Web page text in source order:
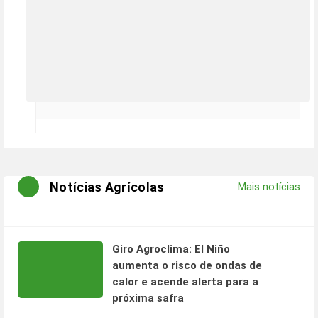
Notícias Agrícolas Mais notícias
Giro Agroclima: El Niño
aumenta o risco de ondas de
calor e acende alerta para a
próxima safra